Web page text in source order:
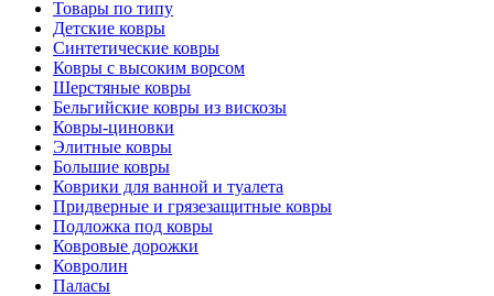
вискозы
Ковры-
циновки
Элитные
ковры
Большие
ковры
Коврики
для
ванной
и
туалета
Придверные
Товары по типу
Детские ковры
Синтетические ковры
Ковры с высоким ворсом
Шерстяные ковры
Бельгийские ковры из вискозы
Ковры-циновки
Элитные ковры
Большие ковры
Коврики для ванной и туалета
Придверные и грязезащитные ковры
Подложка под ковры
Ковровые дорожки
Ковролин
Паласы